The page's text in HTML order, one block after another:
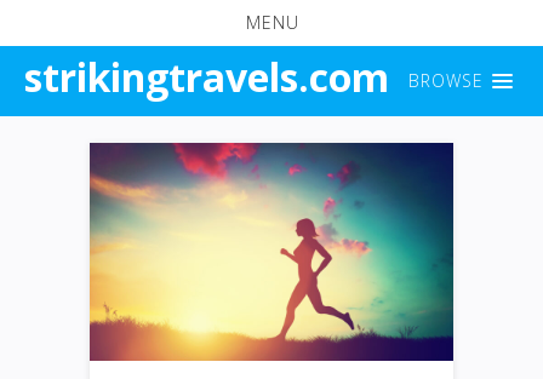
MENU
BROWSE
strikingtravels.com